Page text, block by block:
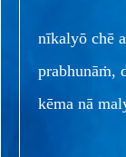
nīkalyō chē
prabhunāṁ,
kēma nā